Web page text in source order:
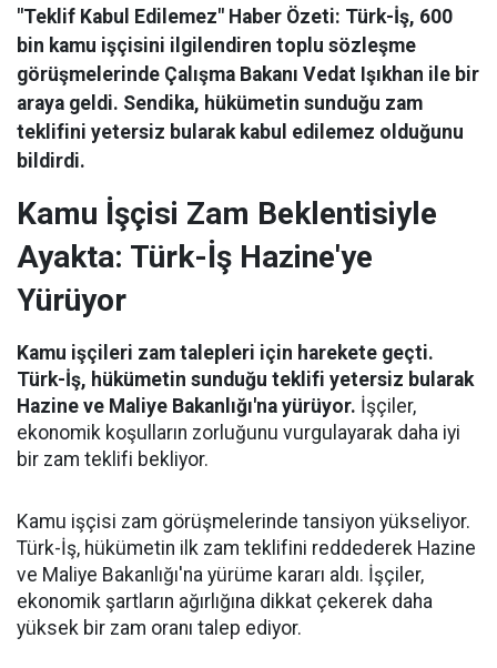
"Teklif Kabul Edilemez" Haber Özeti: Türk-İş, 600
bin kamu işçisini ilgilendiren toplu sözleşme
görüşmelerinde Çalışma Bakanı Vedat Işıkhan ile bir
araya geldi. Sendika, hükümetin sunduğu zam
teklifini yetersiz bularak kabul edilemez olduğunu
bildirdi.
Kamu İşçisi Zam Beklentisiyle
Ayakta: Türk-İş Hazine'ye
Yürüyor
Kamu işçileri zam talepleri için harekete geçti.
Türk-İş, hükümetin sunduğu teklifi yetersiz bularak
Hazine ve Maliye Bakanlığı'na yürüyor. İşçiler,
ekonomik koşulların zorluğunu vurgulayarak daha iyi
bir zam teklifi bekliyor.
Kamu işçisi zam görüşmelerinde tansiyon yükseliyor.
Türk-İş, hükümetin ilk zam teklifini reddederek Hazine
ve Maliye Bakanlığı'na yürüme kararı aldı. İşçiler,
ekonomik şartların ağırlığına dikkat çekerek daha
yüksek bir zam oranı talep ediyor.